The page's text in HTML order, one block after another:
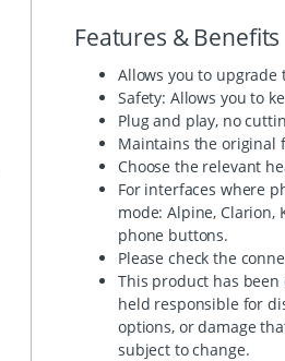
Features & Benefits
Allows you to
Safety: Allows you to
Plug and play, no
Maintains the original
Choose the relevant
For interfaces where
mode: Alpine, Clarion,
phone buttons.
Please check the
This product has
held responsible for
options, or damage
subject to change.